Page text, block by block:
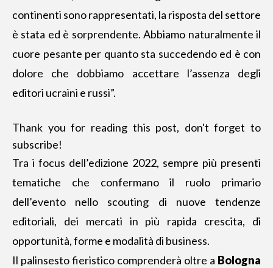
continenti sono rappresentati, la risposta del settore
è stata ed è sorprendente. Abbiamo naturalmente il
cuore pesante per quanto sta succedendo ed è con
dolore che dobbiamo accettare l’assenza degli
editori ucraini e russi”.
Thank you for reading this post, don't forget to
subscribe!
Tra i focus dell’edizione 2022, sempre più presenti
tematiche che confermano il ruolo primario
dell’evento nello scouting di nuove tendenze
editoriali, dei mercati in più rapida crescita, di
opportunità, forme e modalità di business.
Il palinsesto fieristico comprenderà oltre a Bologna